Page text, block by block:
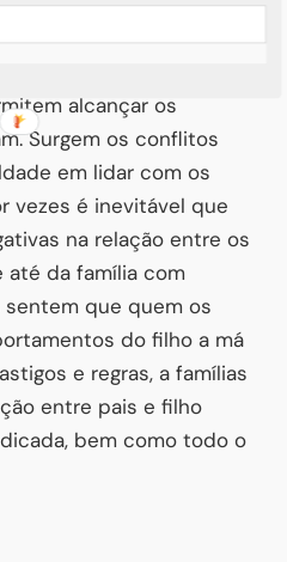
da escolar.
se e sentem que os
alcançar os
Surgem os conflitos
em lidar com os
vezes é inevitável que
na relação entre os
até da família com
que quem os
do filho a má
e regras, a famílias
entre pais e filho
bem como todo o